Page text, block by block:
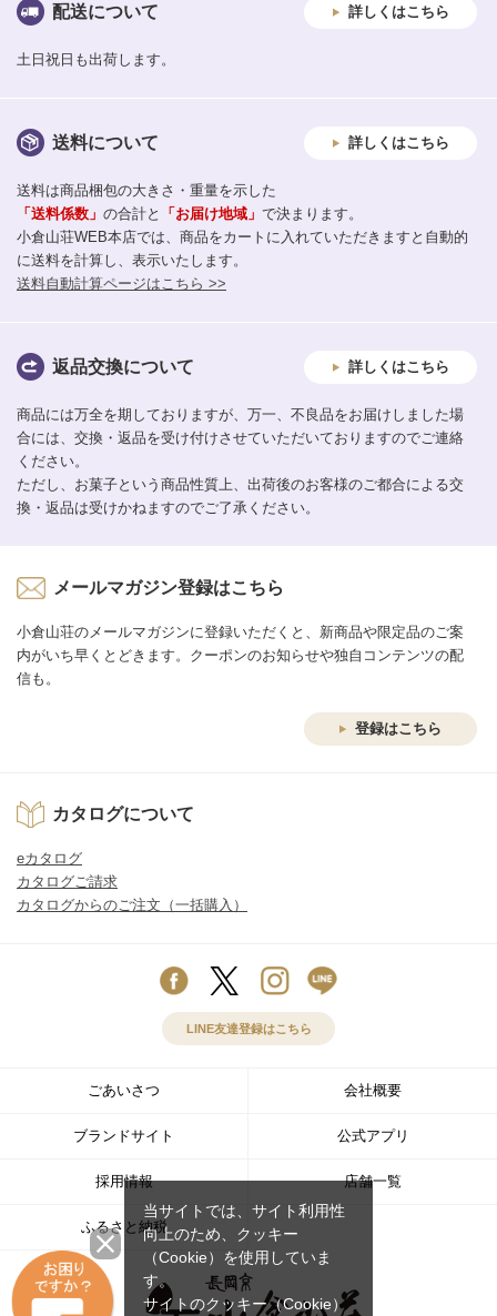
配送について 詳しくはこちら
土日祝日も出荷します。
送料について 詳しくはこちら
送料は商品梱包の大きさ・重量を示した
「送料係数」 の合計と 「お届け地域」 で決まります。
小倉山荘WEB本店では、商品をカートに入れていただきますと自動的
に送料を計算し、表示いたします。
送料自動計算ページはこちら >>
返品交換について 詳しくはこちら
商品には万全を期しておりますが、万一、不良品をお届けしました場
合には、交換・返品を受け付けさせていただいておりますのでご連絡
ください。
ただし、お菓子という商品性質上、出荷後のお客様のご都合による交
換・返品は受けかねますのでご了承ください。
メールマガジン登録はこちら
小倉山荘のメールマガジンに登録いただくと、新商品や限定品のご案
内がいち早くとどきます。クーポンのお知らせや独自コンテンツの配
信も。
登録はこちら
カタログについて
eカタログ
カタログご請求
カタログからのご注文（一括購入）
LINE友達登録はこちら
ごあいさつ 会社概要
ブランドサイト 公式アプリ
採用情報 店舗一覧
ふるさと納税
当サイトでは、サイト利用性
向上のため、クッキー
（Cookie）を使用していま
す。
サイトのクッキー（Cookie）